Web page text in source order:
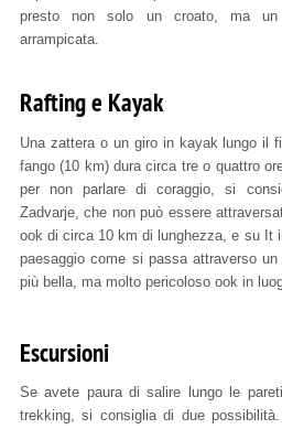
presto non solo un croato, ma un
arrampicata.
Rafting e Kayak
Una zattera o un giro in kayak lungo il
fango (10 km) dura circa tre o quattro
per non parlare di coraggio, si
Zadvarje, che non può essere
ook di circa 10 km di lunghezza, e su It
paesaggio come si passa attraverso
più bella, ma molto pericoloso ook in
Escursioni
Se avete paura di salire lungo le
trekking, si consiglia di due